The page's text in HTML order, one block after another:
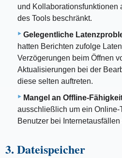
und Kollaborationsfunktionen
des Tools beschränkt.
Gelegentliche
hatten Berichten zufolge
Verzögerungen beim Öffnen
Aktualisierungen bei der
diese selten auftreten.
Mangel an Offline-
ausschließlich um ein Online-
Benutzer bei
3. Dateispeicher